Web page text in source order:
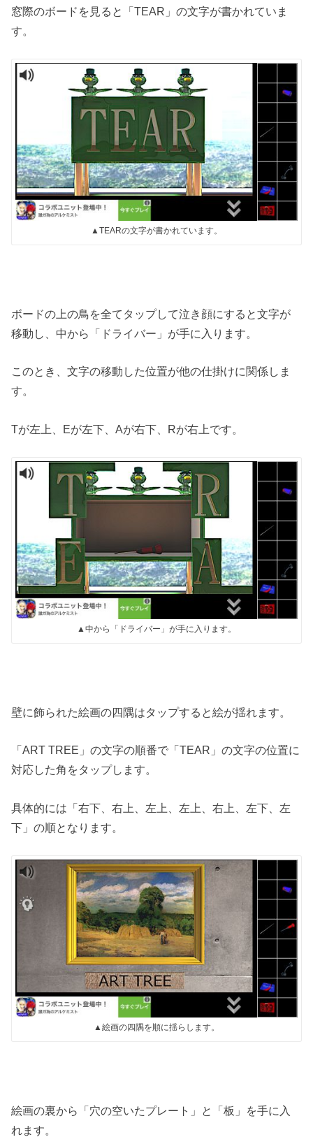
窓際のボードを見ると「TEAR」の文字が書かれていま
す。
▲TEARの文字が書かれています。
ボードの上の鳥を全てタップして泣き顔にすると文字が
移動し、中から「ドライバー」が手に入ります。
このとき、文字の移動した位置が他の仕掛けに関係しま
す。
Tが左上、Eが左下、Aが右下、Rが右上です。
▲中から「ドライバー」が手に入ります。
壁に飾られた絵画の四隅はタップすると絵が揺れます。
「ART TREE」の文字の順番で「TEAR」の文字の位置に
対応した角をタップします。
具体的には「右下、右上、左上、左上、右上、左下、左
下」の順となります。
▲絵画の四隅を順に揺らします。
絵画の裏から「穴の空いたプレート」と「板」を手に入
れます。